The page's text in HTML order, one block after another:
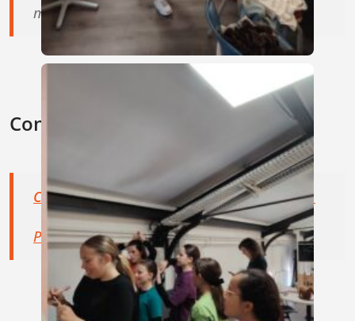
mercredi et jeudi : 14h - 18h30
Consulter
Consulter le règlement intérieur (PDF)
Politique de confidentialité